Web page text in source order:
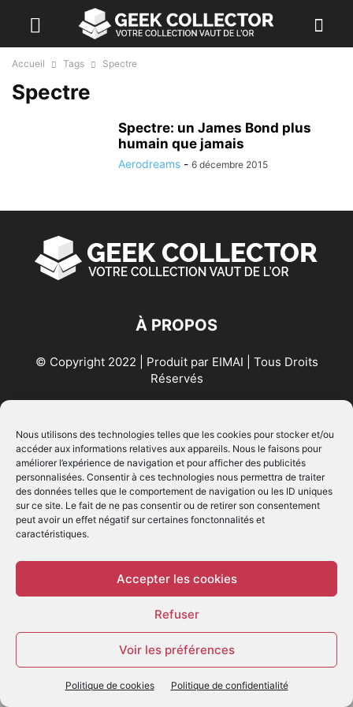
Nous utilisons des technologies telles que les cookies pour stocker et/ou
accéder aux informations relatives aux appareils. Nous le faisons pour
améliorer l’expérience de navigation et pour afficher des publicités
personnalisées. Consentir à ces technologies nous permettra de traiter
des données telles que le comportement de navigation ou les ID uniques
sur ce site. Le fait de ne pas consentir ou de retirer son consentement
peut avoir un effet négatif sur certaines fonctonnalités et
caractéristiques.
Accepter les cookies
Refuser
Voir les préférences
Politique de cookies Politique de confidentialité
Accueil Tags Spectre
Spectre
Spectre: un James Bond plus
humain que jamais
Aerodreams - 6 décembre 2015
À PROPOS
© Copyright 2022 | Produit par EIMAI | Tous Droits
Réservés
SUIVEZ NOUS